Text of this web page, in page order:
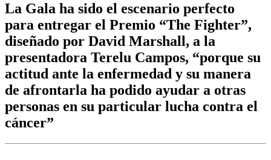
La Gala ha sido el escenario perfecto
para entregar el Premio “The Fighter”,
diseñado por David Marshall, a la
presentadora Terelu Campos, “porque su
actitud ante la enfermedad y su manera
de afrontarla ha podido ayudar a otras
personas en su particular lucha contra el
cáncer”